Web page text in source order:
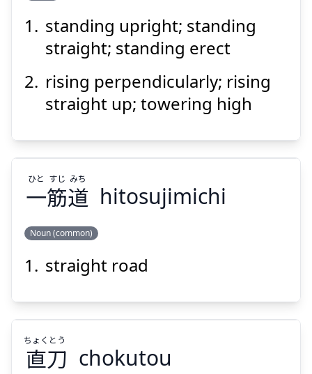
直
立
Show answer
Suspend
standing upright; standing
straight; standing erect
rising perpendicularly; rising
straight up; towering high
みち
一筋道
ひと すじ みち
hitosujimichi
Noun (common)
straight road
直刀
ちょく とう
chokutou